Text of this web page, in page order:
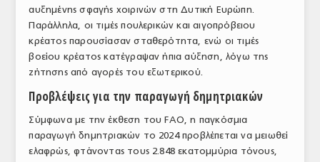
αυξημένης σφαγής χοιρινών στη Δυτική Ευρώπη.
Παράλληλα, οι τιμές πουλερικών και αιγοπρόβειου
κρέατος παρουσίασαν σταθερότητα, ενώ οι τιμές
βοείου κρέατος κατέγραψαν ήπια αύξηση, λόγω της
ζήτησης από αγορές του εξωτερικού.
Προβλέψεις για την παραγωγή δημητριακών
Σύμφωνα με την έκθεση του FAO, η παγκόσμια
παραγωγή δημητριακών το 2024 προβλέπεται να μειωθεί
ελαφρώς, φτάνοντας τους 2.848 εκατομμύρια τόνους,